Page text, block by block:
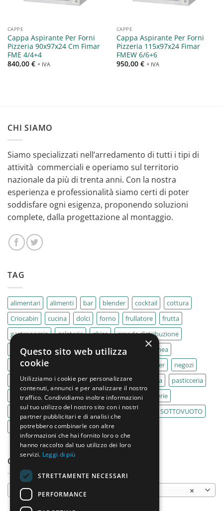
CAPPE
Cappa Aspirante Per Forni
Pizzeria 90x97x24 Cm Fimar
FME 4/4+4
840,00 € + IVA
CAPPE
Cappa Aspirante Per Forni
Pizzeria 115x97x24 Fimar
FMEW 6/6+6
950,00 € + IVA
CHI SIAMO
Siamo specializzati nell’arredamento di tutti i tipi di
attività commerciali e operiamo sul territorio
nazionale da più di trenta anni. Con la nostra
esperienza e professionalità siamo certi di poter
soddisfare ogni esigenza, proponendo soluzioni
complete, dalla progettazione al montaggio.
TAG
alimentari alimenti bar blender cocktail
cottura
Criocabin
cucina dolci forno frullatore
frutta
gastronomia
gelaterie ghisa
grande distribuzione
IMPASTATRICE
impastatrici kebab
La Felsinea
MACELLERIA
mixer
negozi
Outlet
pane panifici panificio paninoteca
pasticceria
pasticcerie
pescherie pizza pizzeria
pizzerie
PLANETARIA
pub ristoranti ristorazione
SOTTOVUOTO
supermercati
tavole calde tostiere
CATEGORIE PRODOTTO
×
Cappe
×
Questo sito web utilizza
cookie
Utilizziamo i cookie per personalizzare
contenuti, annunci e per analizzare il nostro
traffico. Condividiamo inoltre informazioni
sul tuo utilizzo del nostro sito con i nostri
partner pubblicitari e di analisi che
potrebbero combinarle con altre
informazioni che hai fornito loro o che
hanno raccolto dal tuo utilizzo dei loro
servizi. Leggi di più
STRETTAMENTE NECESSARI
PERFORMANCE